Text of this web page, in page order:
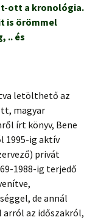
ott a kronológia.
is örömmel
.. és
letölthető az
magyar
írt könyv, Bene
1995-ig aktív
privát
1988-ig terjedő
de annál
az időszakról,